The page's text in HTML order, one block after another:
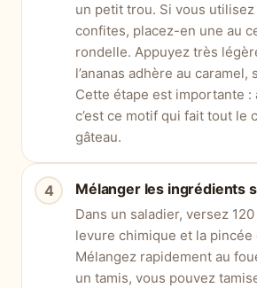
un petit trou. Si vous
confites, placez-en une au
rondelle. Appuyez très
l’ananas adhère au caramel,
Cette étape est importante :
c’est ce motif qui fait tout le
gâteau.
Mélanger les ingrédients
Dans un saladier, versez
levure chimique et la pincée
Mélangez rapidement au
un tamis, vous pouvez